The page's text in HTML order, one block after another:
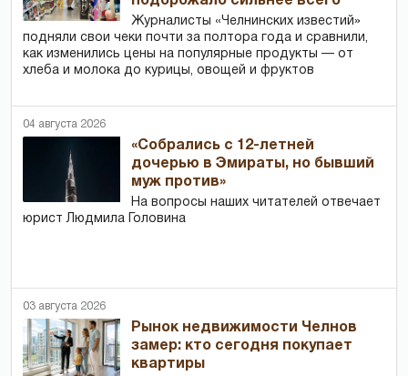
Журналисты «Челнинских известий»
подняли свои чеки почти за полтора года и сравнили,
как изменились цены на популярные продукты — от
хлеба и молока до курицы, овощей и фруктов
04 августа 2026
«Собрались с 12-летней
дочерью в Эмираты, но бывший
муж против»
На вопросы наших читателей отвечает
юрист Людмила Головина
03 августа 2026
Рынок недвижимости Челнов
замер: кто сегодня покупает
квартиры